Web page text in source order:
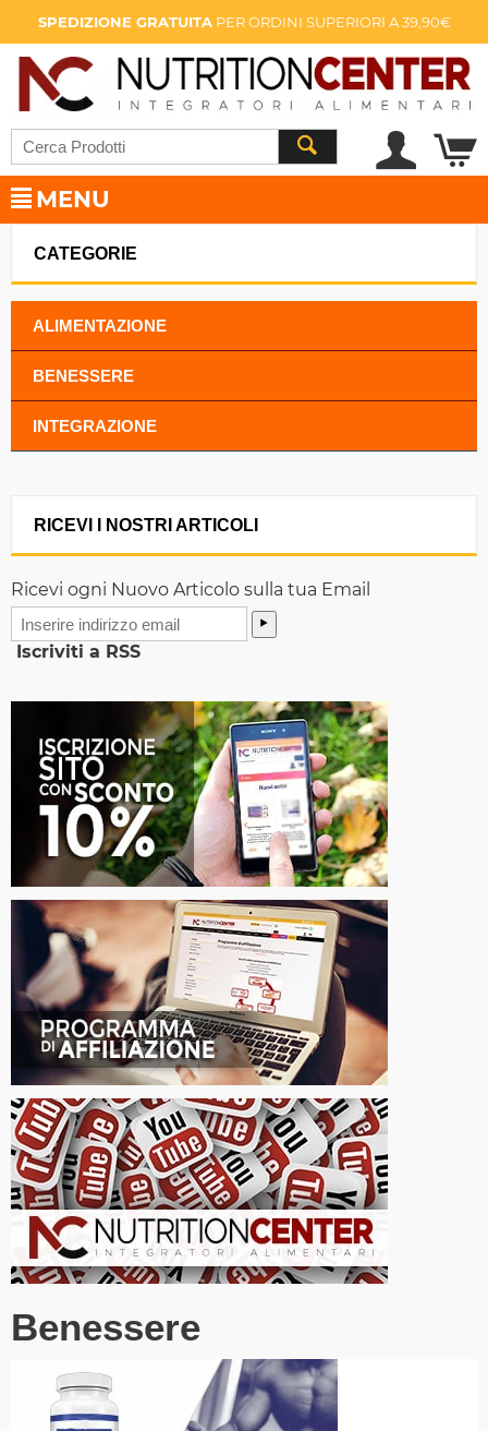
SPEDIZIONE GRATUITAPER ORDINI SUPERIORI A 39,90€
MENU
CATEGORIE
ALIMENTAZIONE
BENESSERE
INTEGRAZIONE
RICEVI I NOSTRI ARTICOLI
Ricevi ogni Nuovo Articolo sulla tua Email
Iscriviti a RSS
Benessere